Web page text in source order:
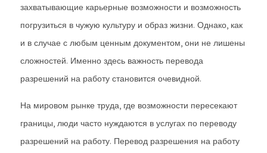
захватывающие карьерные возможности и возможность
погрузиться в чужую культуру и образ жизни. Однако, как
и в случае с любым ценным документом, они не лишены
сложностей. Именно здесь важность перевода
разрешений на работу становится очевидной.
На мировом рынке труда, где возможности пересекают
границы, люди часто нуждаются в услугах по переводу
разрешений на работу. Перевод разрешения на работу